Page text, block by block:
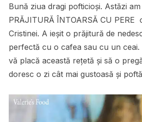
Bună ziua dragi pofticioși. Astăzi
PRĂJITURĂ ÎNTOARSĂ CU PERE
Cristinei. A ieșit o prăjitură de
perfectă cu o cafea sau cu un
vă placă această rețetă și să o
doresc o zi cât mai gustoasă și